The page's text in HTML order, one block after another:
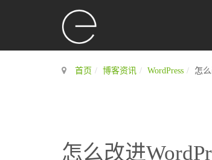
首页 博客资讯 WordPress 怎
怎么改进